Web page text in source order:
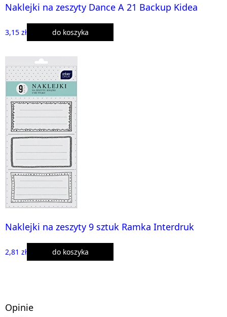
Naklejki na zeszyty Dance A 21 Backup Kidea
3,15 zł do koszyka
Naklejki na zeszyty 9 sztuk Ramka Interdruk
2,81 zł do koszyka
Opinie